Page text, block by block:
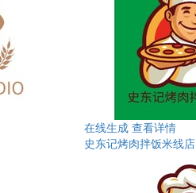
在线生成 查看详情
史东记烤肉拌饭米线店